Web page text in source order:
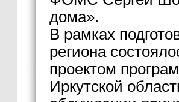
дома».
В рамках
региона
проектом
Иркутской